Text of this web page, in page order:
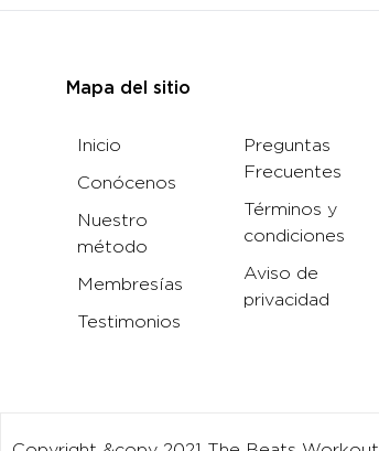
Mapa del sitio
Inicio
Conócenos
Nuestro
método
Membresías
Testimonios
Preguntas
Frecuentes
Términos y
condiciones
Aviso de
privacidad